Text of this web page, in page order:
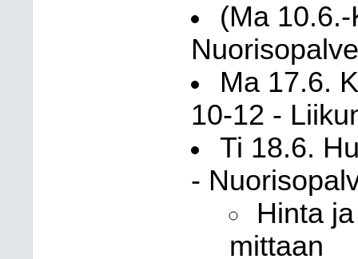
(Ma
Ma 17.6.
10-12 -
Ti 18.6.
-
Hinta
mittaan